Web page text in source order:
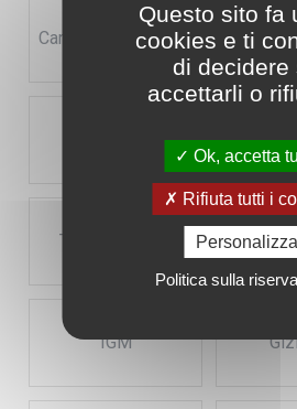
Cartageo - overview
Tecnodidattica
IGM
Questo sito fa
cookies e ti
di decidere
accettarli o
Ok, accetta
Rifiuta tutti i
Personalizza
Politica sulla